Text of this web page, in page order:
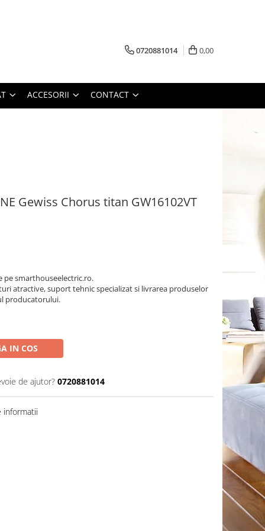
0720881014 0,00
ACCESORII CONTACT
Gewiss Chorus titan GW16102VT
pe smarthouseelectric.ro.
atractive, suport tehnic specializat si livrarea produselor
producatorului.
IN COS
de ajutor? 0720881014
informatii